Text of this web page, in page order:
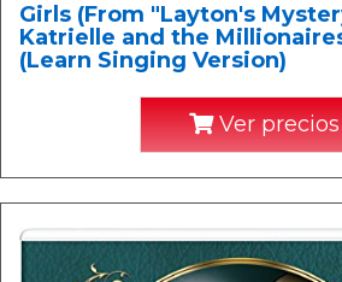
Girls (From "Layton's
Katrielle and the
(Learn Singing Version)
Ver